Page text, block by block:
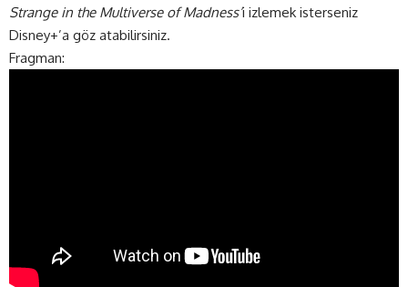
Strange in the Multiverse of Madness’i izlemek isterseniz
Disney+’a göz atabilirsiniz.
Fragman: